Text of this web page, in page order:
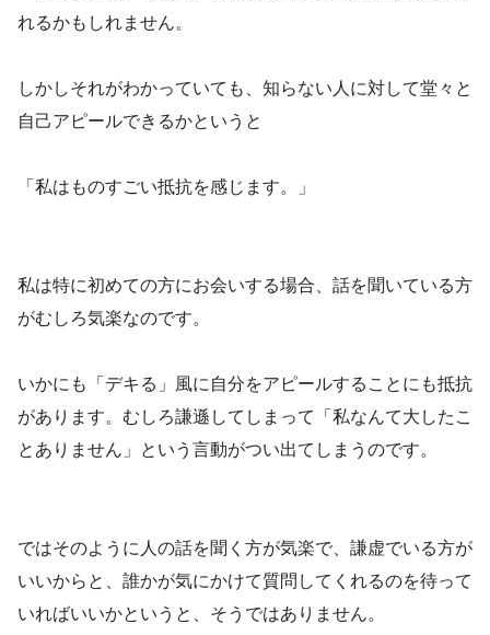
れるかもしれません。
しかしそれがわかっていても、知らない人に対して堂々と
自己アピールできるかというと
「私はものすごい抵抗を感じます。」
私は特に初めての方にお会いする場合、話を聞いている方
がむしろ気楽なのです。
いかにも「デキる」風に自分をアピールすることにも抵抗
があります。むしろ謙遜してしまって「私なんて大したこ
とありません」という言動がつい出てしまうのです。
ではそのように人の話を聞く方が気楽で、謙虚でいる方が
いいからと、誰かが気にかけて質問してくれるのを待って
いればいいかというと、そうではありません。